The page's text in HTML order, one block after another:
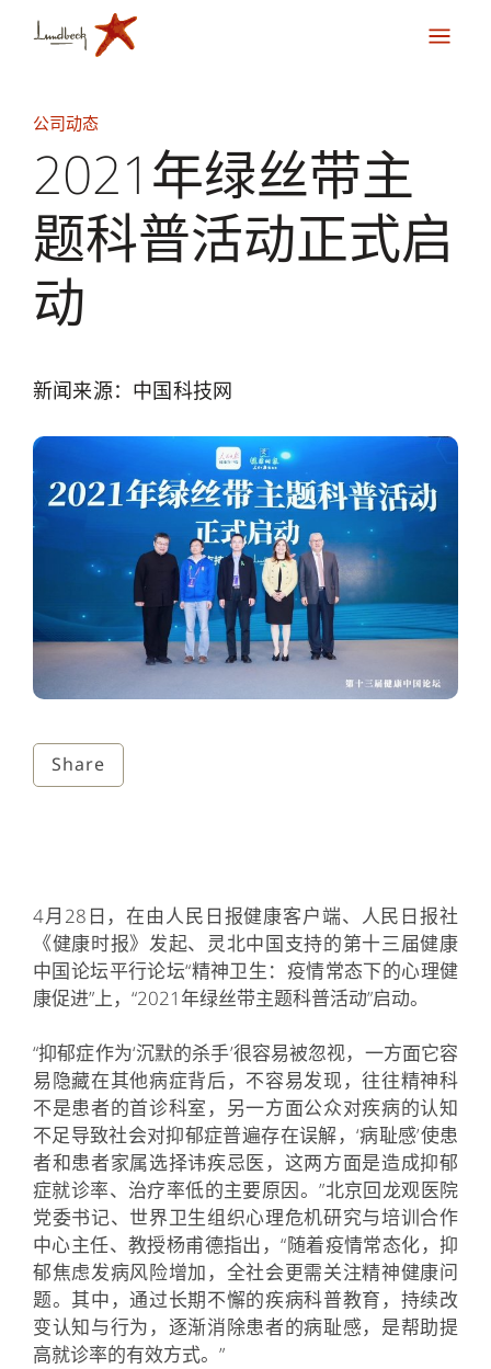
Share
公司动态
2021年绿丝带主
题科普活动正式启
动
新闻来源：中国科技网
4月28日，在由人民日报健康客户端、人民日报社
《健康时报》发起、灵北中国支持的第十三届健康
中国论坛平行论坛“精神卫生：疫情常态下的心理健
康促进”上，“2021年绿丝带主题科普活动”启动。
“抑郁症作为‘沉默的杀手’很容易被忽视，一方面它容
易隐藏在其他病症背后，不容易发现，往往精神科
不是患者的首诊科室，另一方面公众对疾病的认知
不足导致社会对抑郁症普遍存在误解，‘病耻感’使患
者和患者家属选择讳疾忌医，这两方面是造成抑郁
症就诊率、治疗率低的主要原因。”北京回龙观医院
党委书记、世界卫生组织心理危机研究与培训合作
中心主任、教授杨甫德指出，“随着疫情常态化，抑
郁焦虑发病风险增加，全社会更需关注精神健康问
题。其中，通过长期不懈的疾病科普教育，持续改
变认知与行为，逐渐消除患者的病耻感，是帮助提
高就诊率的有效方式。”